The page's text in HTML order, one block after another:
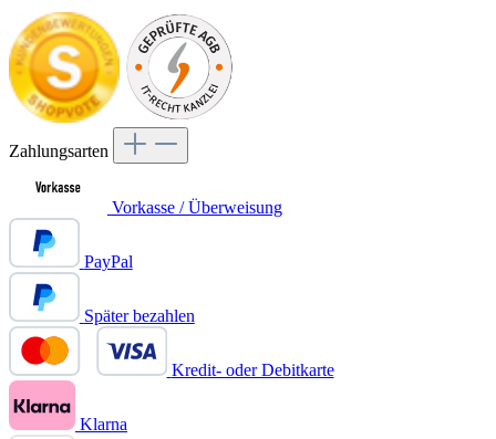
Zahlungsarten
Vorkasse / Überweisung
PayPal
Später bezahlen
Kredit- oder Debitkarte
Klarna